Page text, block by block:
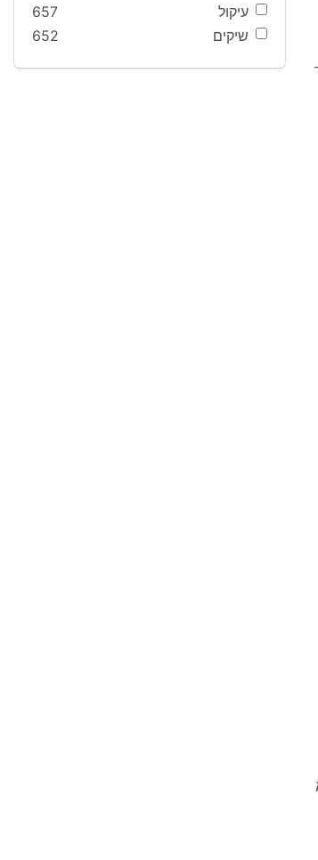
-
עיקול
657
שיקים
652